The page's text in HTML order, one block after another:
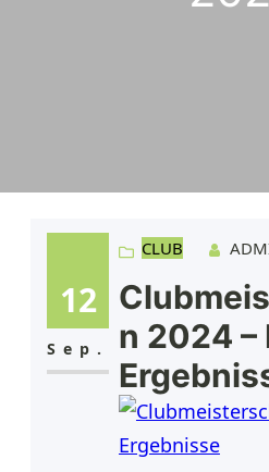
12
Sep.
CLUB
n 2024 –